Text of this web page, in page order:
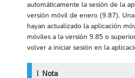
automáticamente la sesión de la
versión móvil de enero (9.87).
hayan actualizado la aplicación
móviles a la versión 9.85 o
volver a iniciar sesión en la
Nota